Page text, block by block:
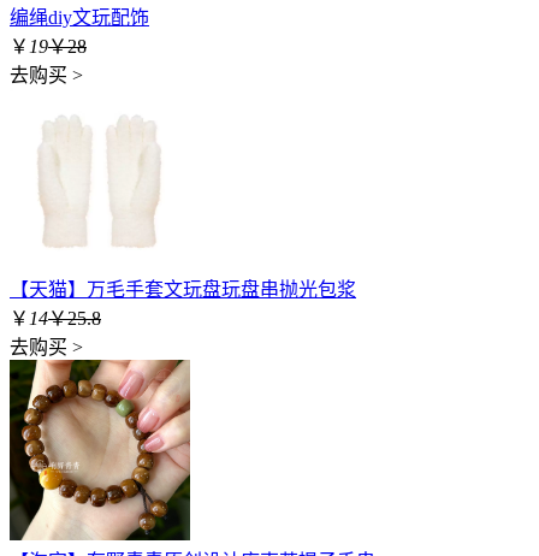
编绳diy文玩配饰
￥ 19￥28
去购买 >
【天猫】万毛手套文玩盘玩盘串抛光包浆
￥ 14￥25.8
去购买 >